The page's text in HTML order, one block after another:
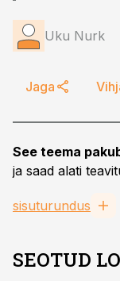
Uku Nurk
Jaga
See teema
ja saad alati
sisuturundus
SEOTUD